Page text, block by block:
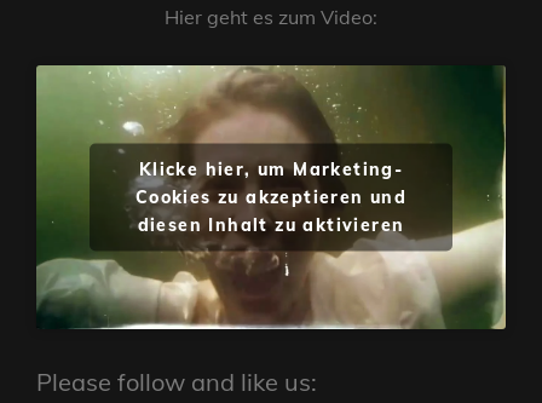
Hier geht es zum Video:
Klicke hier, um Marketing-
Cookies zu akzeptieren und
diesen Inhalt zu aktivieren
Please follow and like us: